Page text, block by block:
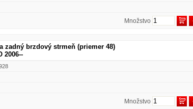
Množstvo
zadný brzdový strmeň (priemer 48)
2006--
Množstvo